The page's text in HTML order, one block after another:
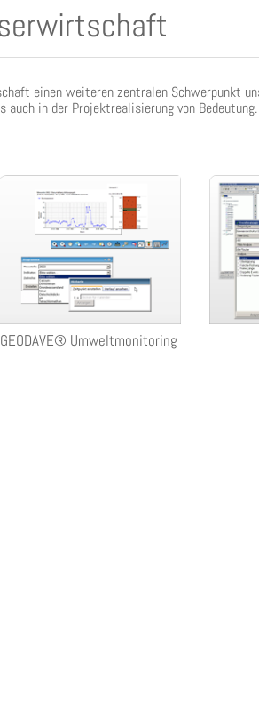
einen weiteren zentralen Schwerpunkt
in der Projektrealisierung von Bedeutung.
GEODAVE® Umweltmonitoring